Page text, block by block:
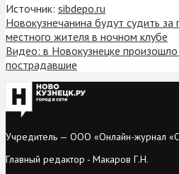
Источник: sibdepo.ru
Новокузнечанина будут судить за
местного жителя в ночном клубе
Видео: в Новокузнецке
пострадавшие
Учредитель — ООО «Онлайн-журнал
Главный редактор - Макаров Г.Н.